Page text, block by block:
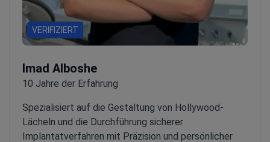
VERIFIZIERT
Imad Alboshe
10 Jahre der Erfahrung
Spezialisiert auf die Gestaltung von Hollywood-
Lächeln und die Durchführung sicherer
Implantatverfahren mit Präzision und persönlicher